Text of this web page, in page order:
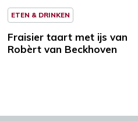
ETEN & DRINKEN
Fraisier taart met ijs van
Robèrt van Beckhoven